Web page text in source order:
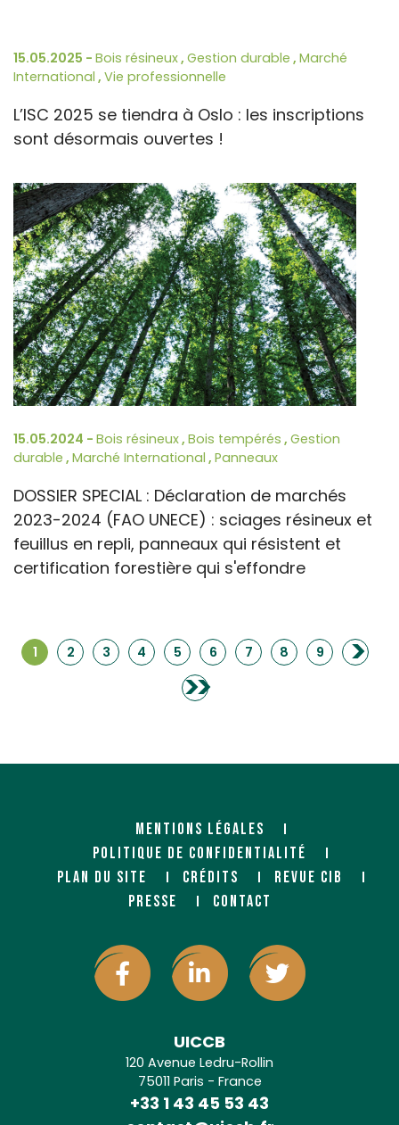
15.05.2025 - Bois résineux, Gestion durable , Marché
International , Vie professionnelle
L’ISC 2025 se tiendra à Oslo : les inscriptions
sont désormais ouvertes !
15.05.2024 - Bois résineux, Bois tempérés , Gestion
durable , Marché International , Panneaux
DOSSIER SPECIAL : Déclaration de marchés
2023-2024 (FAO UNECE) : sciages résineux et
feuillus en repli, panneaux qui résistent et
certification forestière qui s'effondre
1 2 3 4 5 6 7 8 9 >
>>
MENTIONS LÉGALES
POLITIQUE DE CONFIDENTIALITÉ
PLAN DU SITE
CRÉDITS
REVUE CIB
PRESSE
CONTACT
UICCB
120 Avenue Ledru-Rollin
75011 Paris - France
+33 1 43 45 53 43